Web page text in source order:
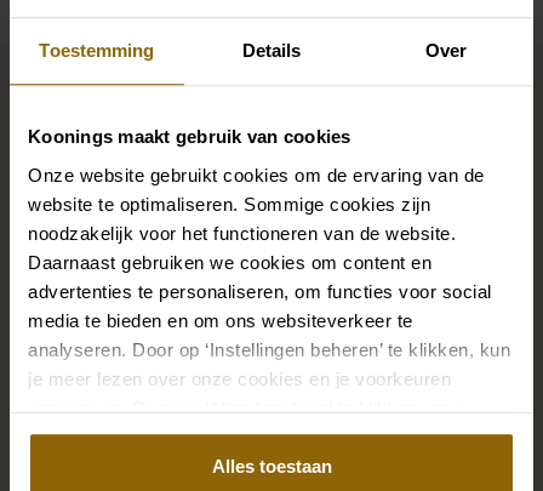
Toestemming Details Over
Koonings maakt gebruik van cookies
Onze website gebruikt cookies om de ervaring van de
website te optimaliseren. Sommige cookies zijn
noodzakelijk voor het functioneren van de website.
Daarnaast gebruiken we cookies om content en
advertenties te personaliseren, om functies voor social
media te bieden en om ons websiteverkeer te
analyseren. Door op ‘Instellingen beheren’ te klikken, kun
je meer lezen over onze cookies en je voorkeuren
aanpassen. Door op ‘Alles toestaan’ te klikken, ga je
akkoord met het gebruik van alle cookies.
Alles toestaan
Vervollständigen Sie Ihren
Die perfekten Brautschuhe unter deinem
Hochzeitskleid, aber auch Ketten, Armbänder und
Ohrringe, die genau zu deinem Brautkleid passen, oder
ein wunderschöner Schleier, Haarband oder
Haarnadel für deine Brautfrisur: Dein Brautlook ist erst
mit passenden Accessoires komplett. In unserem
und Bräutigam findest du die perfekte Ergänzung zu
deinem Kleid oder Hochzeitsanzug.